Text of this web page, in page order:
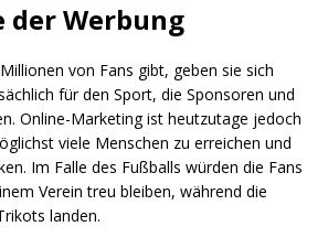
der Werbung
von Fans gibt, geben sie sich
für den Sport, die Sponsoren und
Online-Marketing ist heutzutage jedoch
viele Menschen zu erreichen und
Im Falle des Fußballs würden die Fans
Verein treu bleiben, während die
landen.